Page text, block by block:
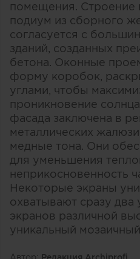
помещения. Строение
подиум из сборного
согласуется с
зданий, созданных
бетона. Оконные
форму коробок,
углами, чтобы
проникновение
фасада заключена в
металлических
медные тона. Они
для уменьшения
неприкосновенность
Некоторые экраны
охватывают сразу два
экранов различной
уникальный